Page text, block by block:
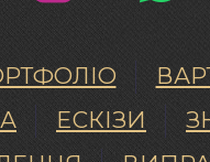
ЕСКІЗИ